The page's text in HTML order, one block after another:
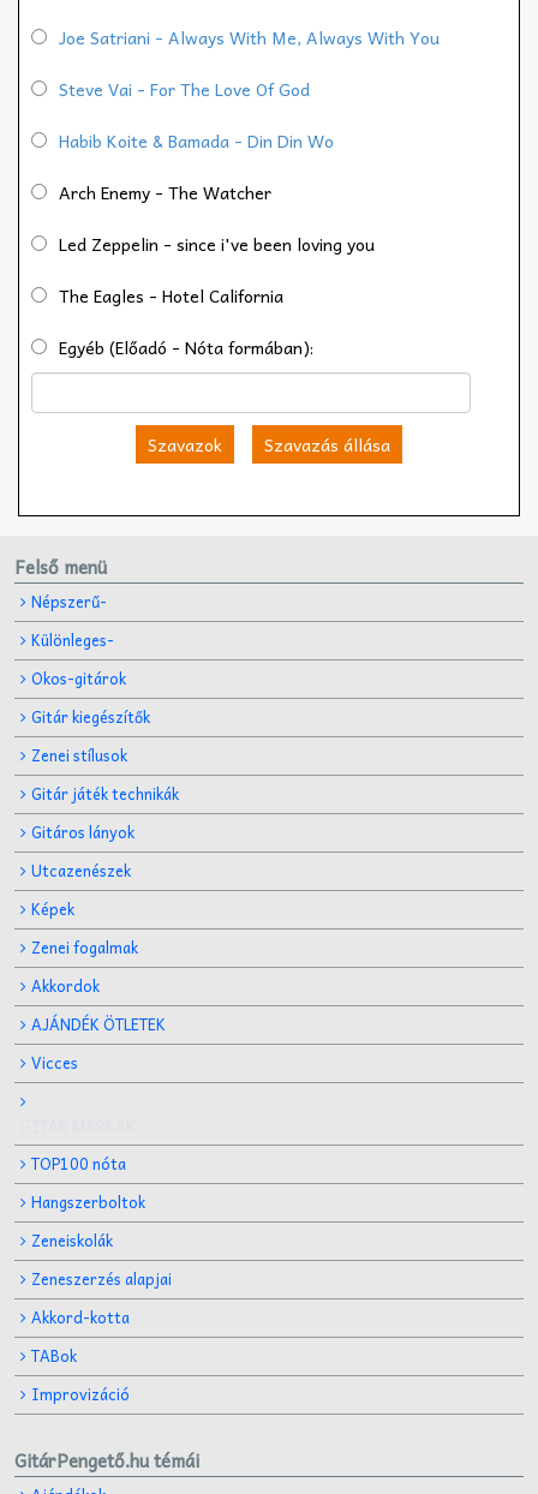
Joe Satriani - Always With Me, Always With You
Steve Vai - For The Love Of God
Habib Koite & Bamada - Din Din Wo
Arch Enemy - The Watcher
Led Zeppelin - since i've been loving you
The Eagles - Hotel California
Egyéb (Előadó - Nóta formában):
Szavazok Szavazás állása
Felső menü
Népszerű-
Különleges-
Okos-gitárok
Gitár kiegészítők
Zenei stílusok
Gitár játék technikák
Gitáros lányok
Utcazenészek
Képek
Zenei fogalmak
Akkordok
AJÁNDÉK ÖTLETEK
Vicces
TOP100 nóta
Hangszerboltok
Zeneiskolák
Zeneszerzés alapjai
Akkord-kotta
TABok
Improvizáció
GitárPengető.hu témái